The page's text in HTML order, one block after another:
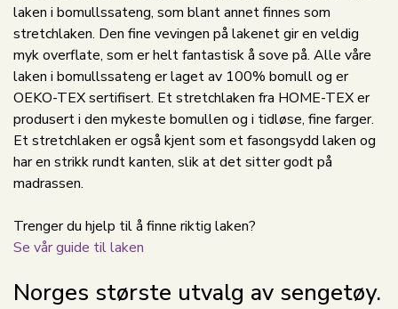
laken i bomullssateng, som blant annet finnes som
stretchlaken. Den fine vevingen på lakenet gir en veldig
myk overflate, som er helt fantastisk å sove på. Alle våre
laken i bomullssateng er laget av 100% bomull og er
OEKO-TEX sertifisert. Et stretchlaken fra HOME-TEX er
produsert i den mykeste bomullen og i tidløse, fine farger.
Et stretchlaken er også kjent som et fasongsydd laken og
har en strikk rundt kanten, slik at det sitter godt på
madrassen.
Trenger du hjelp til å finne riktig laken?
Se vår guide til laken
Norges største utvalg av sengetøy.